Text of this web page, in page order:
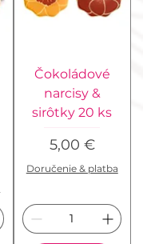
Čokoládové
narcisy &
sirôtky 20 ks
Cena
5,00 €
Doručenie & platba